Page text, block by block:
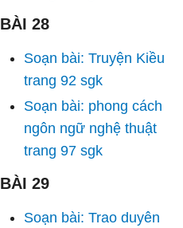
BÀI 28
Soạn bài: Truyện Kiều
trang 92 sgk
Soạn bài: phong cách
ngôn ngữ nghệ thuật
trang 97 sgk
BÀI 29
Soạn bài: Trao duyên